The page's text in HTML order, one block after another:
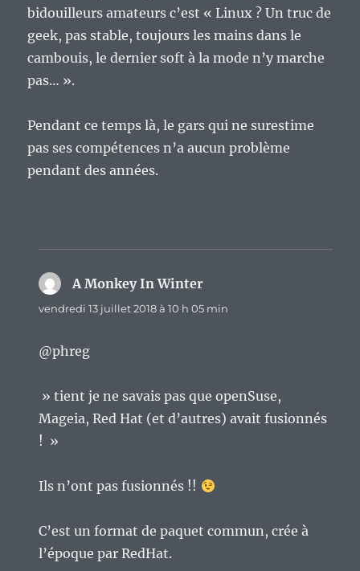
bidouilleurs amateurs c’est « Linux ? Un truc de
geek, pas stable, toujours les mains dans le
cambouis, le dernier soft à la mode n’y marche
pas… ».
Pendant ce temps là, le gars qui ne surestime
pas ses compétences n’a aucun problème
pendant des années.
A Monkey In Winter
vendredi 13 juillet 2018 à 10 h 05 min
@phreg
» tient je ne savais pas que openSuse,
Mageia, Red Hat (et d’autres) avait fusionnés
! »
Ils n’ont pas fusionnés !!
C’est un format de paquet commun, crée à
l’époque par RedHat.